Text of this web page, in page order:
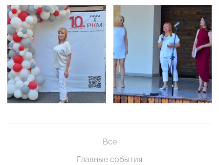
Все
Главные события